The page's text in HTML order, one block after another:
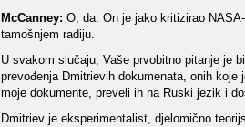
McCanney: O, da. On je jako kritizirao
tamošnjem radiju.
U svakom slučaju, Vaše prvobitno pitanje je
prevođenja Dmitrievih dokumenata, onih
moje dokumente, preveli ih na Ruski jezik i
Dmitriev je eksperimentalist, djelomično